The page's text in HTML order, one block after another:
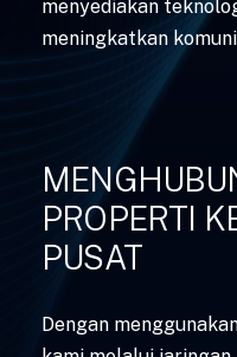
menyediakan
meningkatkan
PROPERTI
PUSAT
Dengan